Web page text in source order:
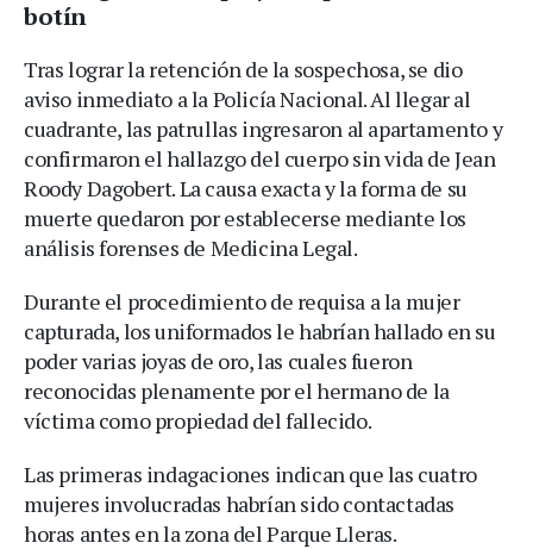
botín
Tras lograr la retención de la sospechosa, se dio
aviso inmediato a la Policía Nacional. Al llegar al
cuadrante, las patrullas ingresaron al apartamento y
confirmaron el hallazgo del cuerpo sin vida de Jean
Roody Dagobert. La causa exacta y la forma de su
muerte quedaron por establecerse mediante los
análisis forenses de Medicina Legal.
Durante el procedimiento de requisa a la mujer
capturada, los uniformados le habrían hallado en su
poder varias joyas de oro, las cuales fueron
reconocidas plenamente por el hermano de la
víctima como propiedad del fallecido.
Las primeras indagaciones indican que las cuatro
mujeres involucradas habrían sido contactadas
horas antes en la zona del Parque Lleras.